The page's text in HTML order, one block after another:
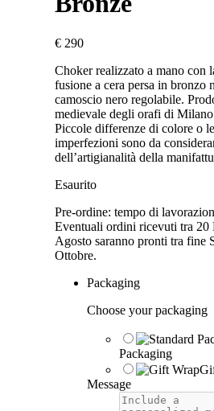
€ 290
Choker realizzato a mano con
fusione a cera persa in bronzo
camoscio nero regolabile.
medievale degli orafi di
Piccole differenze di colore o
imperfezioni sono da
dell’artigianalità della
Esaurito
Pre-ordine: tempo di
Eventuali ordini ricevuti tra 20
Agosto saranno pronti tra fine
Ottobre.
Packaging
Choose your packaging
Packaging
Message